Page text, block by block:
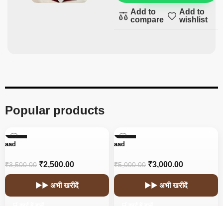
Add to
compare
Add to
wishlist
Popular products
-29%
aad
₹3,500.00 ₹2,500.00
▶▶ अभी खरीदें
-40%
aad
₹5,000.00 ₹3,000.00
▶▶ अभी खरीदें